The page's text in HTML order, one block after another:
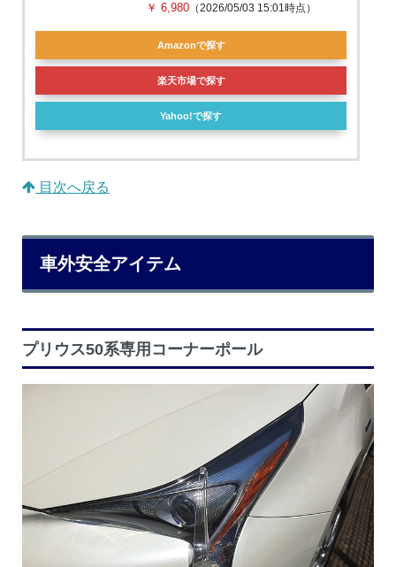
￥ 6,980（2026/05/03 15:01時点）
Amazonで探す
楽天市場で探す
Yahoo!で探す
目次へ戻る
車外安全アイテム
プリウス50系専用コーナーポール